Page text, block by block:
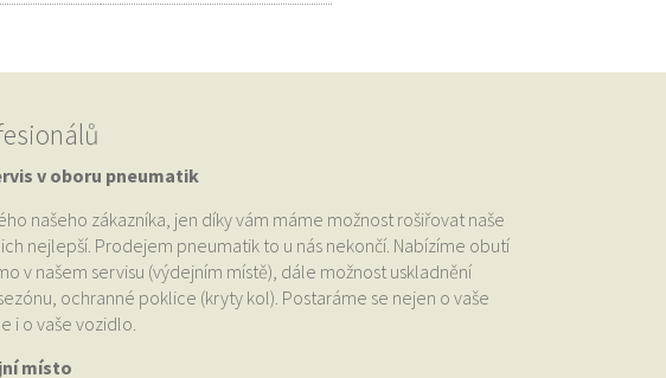
v oboru pneumatik
našeho zákazníka, jen díky vám máme možnost rošiřovat naše
nejlepší. Prodejem pneumatik to u nás nekončí. Nabízíme obutí
v našem servisu (výdejním místě), dále možnost uskladnění
ochranné poklice (kryty kol). Postaráme se nejen o vaše
i o vaše vozidlo.
místo